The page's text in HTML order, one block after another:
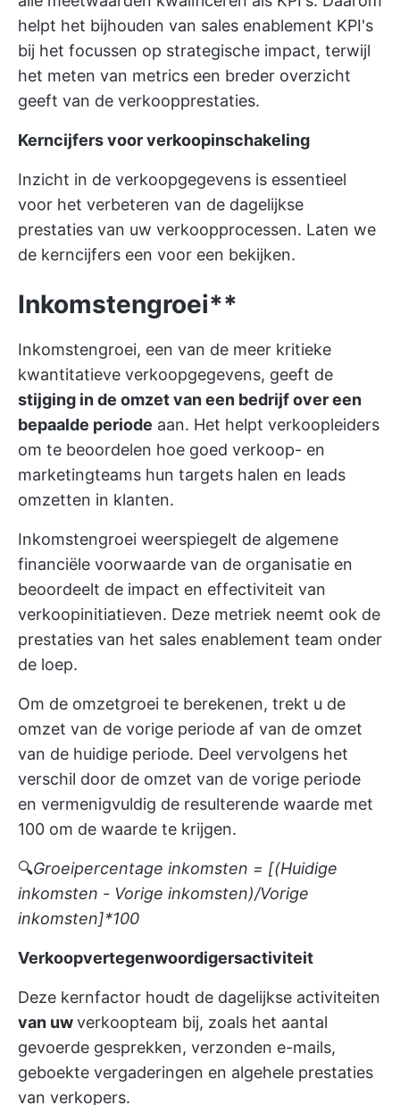
helpt het bijhouden van sales enablement KPI's
bij het focussen op strategische impact, terwijl
het meten van metrics een breder overzicht
geeft van de verkoopprestaties.
Kerncijfers voor verkoopinschakeling
Inzicht in de verkoopgegevens is essentieel
voor het verbeteren van de dagelijkse
prestaties van uw verkoopprocessen. Laten we
de kerncijfers een voor een bekijken.
Inkomstengroei**
Inkomstengroei, een van de meer kritieke
kwantitatieve verkoopgegevens, geeft de
stijging in de omzet van een bedrijf over een
bepaalde periode aan. Het helpt verkoopleiders
om te beoordelen hoe goed verkoop- en
marketingteams hun targets halen en leads
omzetten in klanten.
Inkomstengroei weerspiegelt de algemene
financiële voorwaarde van de organisatie en
beoordeelt de impact en effectiviteit van
verkoopinitiatieven. Deze metriek neemt ook de
prestaties van het sales enablement team onder
de loep.
Om de omzetgroei te berekenen, trekt u de
omzet van de vorige periode af van de omzet
van de huidige periode. Deel vervolgens het
verschil door de omzet van de vorige periode
en vermenigvuldig de resulterende waarde met
100 om de waarde te krijgen.
🔍Groeipercentage inkomsten = [(Huidige
inkomsten - Vorige inkomsten)/Vorige
inkomsten]*100
Verkoopvertegenwoordigersactiviteit
Deze kernfactor houdt de dagelijkse activiteiten
van uwverkoopteam bij, zoals het aantal
gevoerde gesprekken, verzonden e-mails,
geboekte vergaderingen en algehele prestaties
van verkopers.